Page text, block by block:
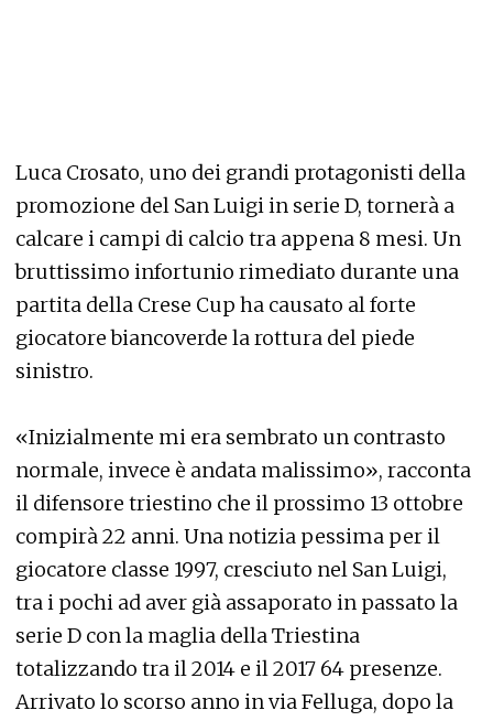
Luca Crosato, uno dei grandi protagonisti della
promozione del San Luigi in serie D, tornerà a
calcare i campi di calcio tra appena 8 mesi. Un
bruttissimo infortunio rimediato durante una
partita della Crese Cup ha causato al forte
giocatore biancoverde la rottura del piede
sinistro.
«Inizialmente mi era sembrato un contrasto
normale, invece è andata malissimo», racconta
il difensore triestino che il prossimo 13 ottobre
compirà 22 anni. Una notizia pessima per il
giocatore classe 1997, cresciuto nel San Luigi,
tra i pochi ad aver già assaporato in passato la
serie D con la maglia della Triestina
totalizzando tra il 2014 e il 2017 64 presenze.
Arrivato lo scorso anno in via Felluga, dopo la